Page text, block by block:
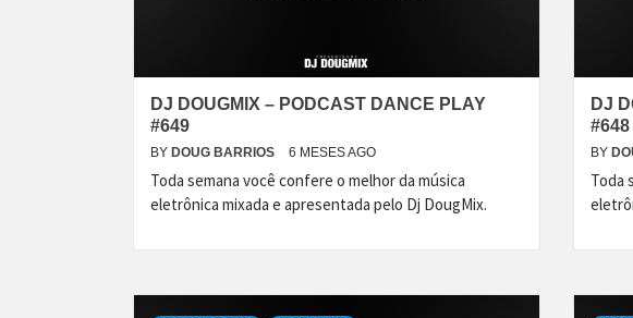
DJ DOUGMIX – PODCAST DANCE PLAY
#649
BY DOUG BARRIOS 6 MESES AGO
Toda semana você confere o melhor da música
eletrônica mixada e apresentada pelo Dj DougMix.
DJ
#648
BY
Toda